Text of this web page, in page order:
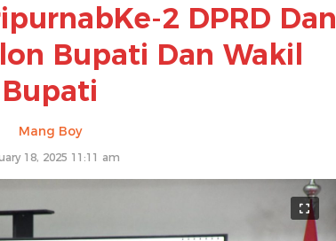
2 DPRD Dan
Bupati Dan Wakil
Bupati
Mang Boy
18, 2025 11:11 am